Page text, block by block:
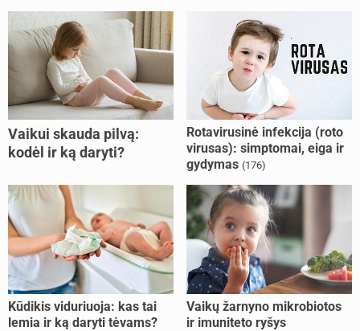
Vaikui skauda pilvą:
kodėl ir ką daryti?
Rotavirusinė infekcija (roto
virusas): simptomai, eiga ir
gydymas (176)
Kūdikis viduriuoja: kas tai
lemia ir ką daryti tėvams?
Vaikų žarnyno mikrobiotos
ir imuniteto ryšys